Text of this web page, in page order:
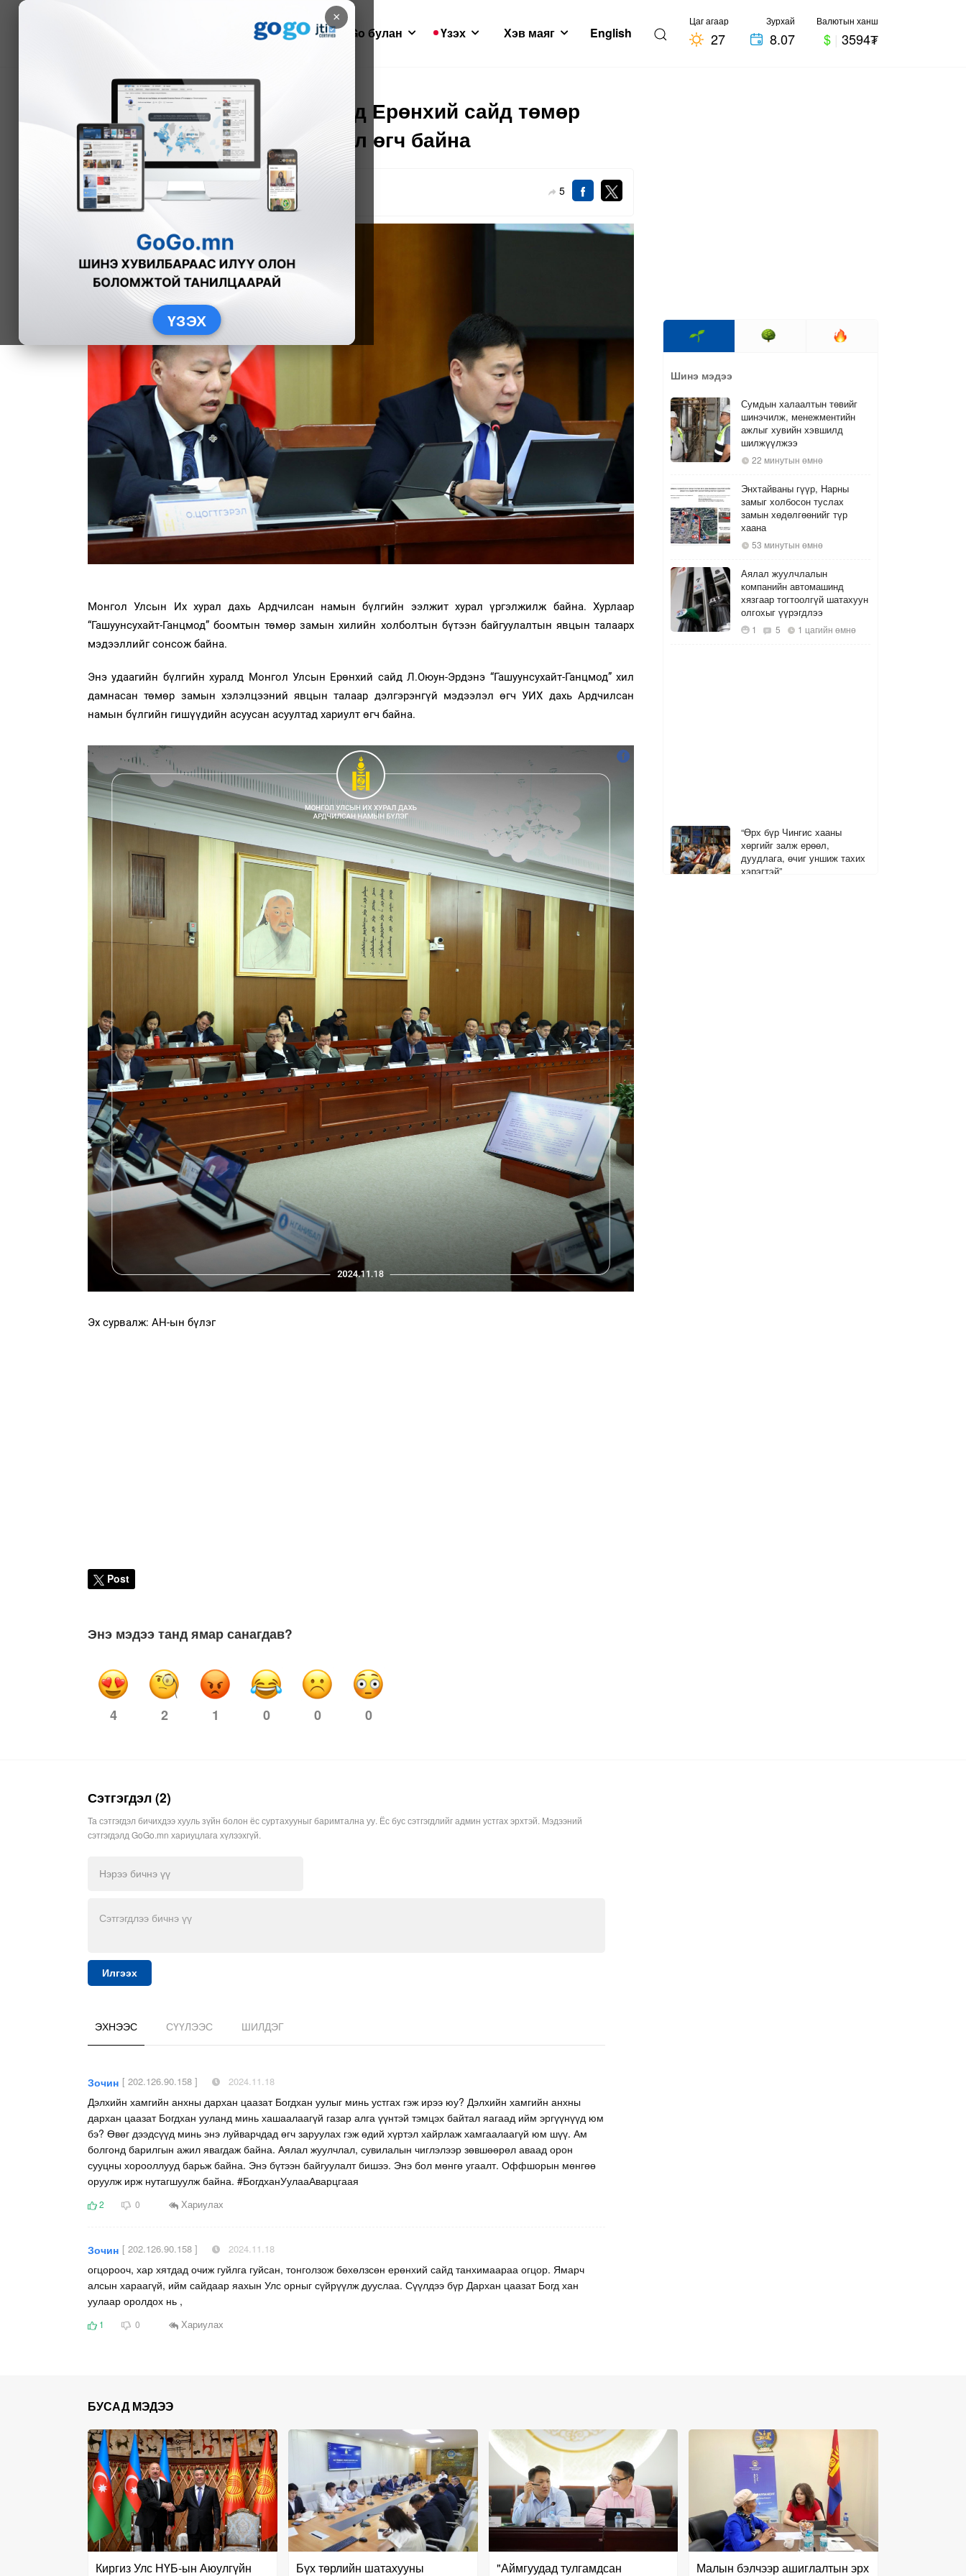
×
ҮЗЭХ
Мэдээ GoGo булан Үзэх Хэв маяг English
Цаг агаар
27
Зурхай
8.07
Валютын ханш
$ | 3594₮
АН-ын бүлгийн хуралдаанд Ерөнхий сайд төмөр
замын асуудлаар мэдээлэл өгч байна
Б.Сондор Улс төр 2024-11-18 5
Монгол Улсын Их хурал дахь Ардчилсан намын бүлгийн ээлжит хурал үргэлжилж байна. Хурлаар
“Гашуунсухайт-Ганцмод” боомтын төмөр замын хилийн холболтын бүтээн байгуулалтын явцын талаарх
мэдээллийг сонсож байна.
Энэ удаагийн бүлгийн хуралд Монгол Улсын Ерөнхий сайд Л.Оюун-Эрдэнэ “Гашуунсухайт-Ганцмод” хил
дамнасан төмөр замын хэлэлцээний явцын талаар дэлгэрэнгүй мэдээлэл өгч УИХ дахь Ардчилсан
намын бүлгийн гишүүдийн асуусан асуултад хариулт өгч байна.
Эх сурвалж: АН-ын бүлэг
Post
Энэ мэдээ танд ямар санагдав?
4 2 1 0 0 0
Шинэ мэдээ
Сумдын халаалтын төвийг
шинэчилж, менежментийн
ажлыг хувийн хэвшилд
шилжүүлжээ
22 минутын өмнө
Энхтайваны гүүр, Нарны
замыг холбосон туслах
замын хөдөлгөөнийг түр
хаана
53 минутын өмнө
Аялал жуулчлалын
компанийн автомашинд
хязгаар тогтоолгүй шатахуун
олгохыг үүрэгдлээ
1 5 1 цагийн өмнө
“Өрх бүр Чингис хааны
хөргийг залж ерөөл,
дуудлага, өчиг уншиж тахих
хэрэгтэй”
Сэтгэгдэл (2)
Та сэтгэгдэл бичихдээ хууль зүйн болон ёс суртахууныг баримтална уу. Ёс бус сэтгэгдлийг админ устгах эрхтэй. Мэдээний
сэтгэгдэлд GoGo.mn хариуцлага хүлээхгүй.
Илгээх
ЭХНЭЭС СҮҮЛЭЭС ШИЛДЭГ
Зочин [ 202.126.90.158 ] 2024.11.18
Дэлхийн хамгийн анхны дархан цаазат Богдхан уулыг минь устгах гэж ирээ юу? Дэлхийн хамгийн анхны
дархан цаазат Богдхан ууланд минь хашаалаагүй газар алга үүнтэй тэмцэх байтал яагаад ийм эргүүнүүд юм
бэ? Өвөг дээдсүүд минь энэ луйварчдад өгч заруулах гэж өдий хүртэл хайрлаж хамгаалаагүй юм шүү. Ам
болгонд барилгын ажил явагдаж байна. Аялал жуулчлал, сувилалын чиглэлээр зөвшөөрөл аваад орон
сууцны хорооллууд барьж байна. Энэ бүтээн байгуулалт бишээ. Энэ бол мөнгө угаалт. Оффшорын мөнгөө
оруулж ирж нутагшуулж байна. #БогдханУулааАварцгаая
2 0 Хариулах
Зочин [ 202.126.90.158 ] 2024.11.18
огцорооч, хар хятдад очиж гуйлга гуйсан, тонголзож бөхөлзсөн ерөнхий сайд танхимаараа огцор. Ямарч
алсын хараагүй, ийм сайдаар яахын Улс орныг сүйрүүлж дууслаа. Сүүлдээ бүр Дархан цаазат Богд хан
уулаар оролдох нь ,
1 0 Хариулах
БУСАД МЭДЭЭ
Киргиз Улс НҮБ-ын Аюулгүйн Бүх төрлийн шатахууны "Аймгуудад тулгамдсан Малын бэлчээр ашиглалтын эрх